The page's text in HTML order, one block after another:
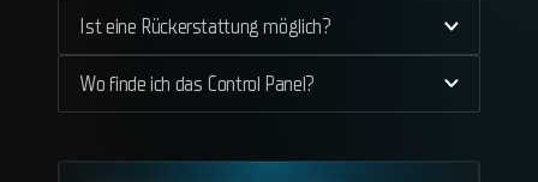
Ist eine Rückerstattung möglich?
Wo finde ich das Control Panel?